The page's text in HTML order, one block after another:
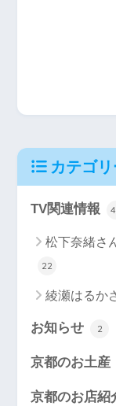
カテゴリ
TV関連情報
松下奈緒さ
22
綾瀬はるか
お知らせ 2
京都のお土産
京都のお店紹